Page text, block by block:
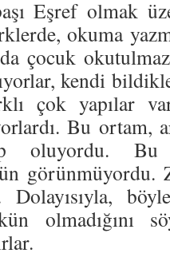
Eşref olmak
okuma
çocuk
kendi
çok yapılar
Bu ortam,
oluyordu. Bu
görünmüyordu.
olmadığını